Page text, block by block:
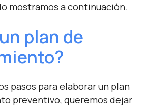
mostramos a continuación.
plan de
pasos para elaborar un plan
preventivo, queremos dejar